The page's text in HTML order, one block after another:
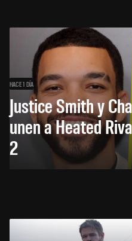
HACE 1 DÍA
Justice Smith y
unen a Heated
2